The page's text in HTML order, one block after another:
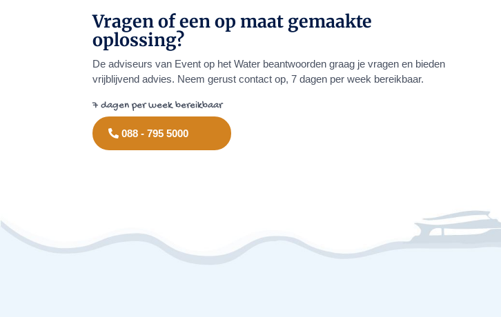
Vragen of een op maat gemaakte
oplossing?
De adviseurs van Event op het Water beantwoorden graag je vragen en bieden
vrijblijvend advies. Neem gerust contact op, 7 dagen per week bereikbaar.
7 dagen per week bereikbaar
088 - 795 5000